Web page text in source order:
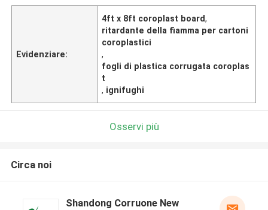
Evidenziare:
4ft x 8ft coroplast board,
ritardante della fiamma per cartoni
coroplastici
,
fogli di plastica corrugata coroplas
t
, ignifughi
Osservi più
Circa noi
Shandong Corruone New